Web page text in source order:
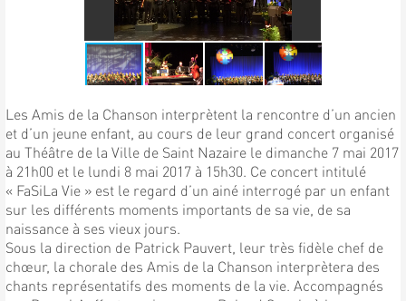
Les Amis de la Chanson interprètent la rencontre d’un ancien
et d’un jeune enfant, au cours de leur grand concert organisé
au Théâtre de la Ville de Saint Nazaire le dimanche 7 mai 2017
à 21h00 et le lundi 8 mai 2017 à 15h30. Ce concert intitulé
« FaSiLa Vie » est le regard d’un ainé interrogé par un enfant
sur les différents moments importants de sa vie, de sa
naissance à ses vieux jours.
Sous la direction de Patrick Pauvert, leur très fidèle chef de
chœur, la chorale des Amis de la Chanson interprètera des
chants représentatifs des moments de la vie. Accompagnés